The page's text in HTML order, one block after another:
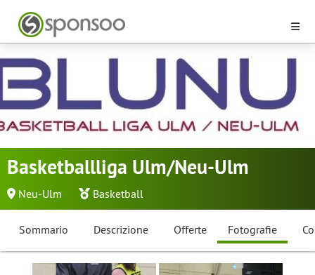
Basketballliga Ulm/Neu-Ulm
Neu-Ulm Basketball
Sommario Descrizione Offerte Fotografie